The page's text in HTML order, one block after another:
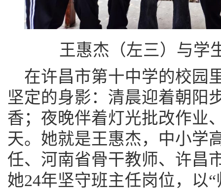
王惠杰（左三）与学
在许昌市第十中学的校园
坚定的身影：清晨迎着朝阳
香；夜晚伴着灯光批改作业
天。她就是王惠杰，中小学
任、河南省骨干教师、许昌
她24年坚守班主任岗位，以